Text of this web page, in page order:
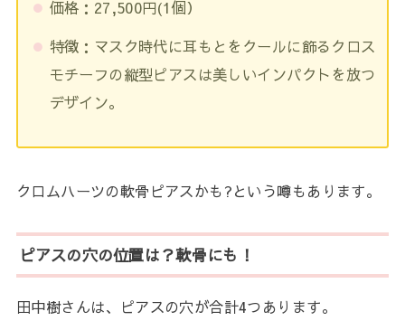
価格：27,500円(1個）
特徴：マスク時代に耳もとをクールに飾るクロス
モチーフの縦型ピアスは美しいインパクトを放つ
デザイン。
クロムハーツの軟骨ピアスかも?という噂もあります。
ピアスの穴の位置は？軟骨にも！
田中樹さんは、ピアスの穴が合計4つあります。